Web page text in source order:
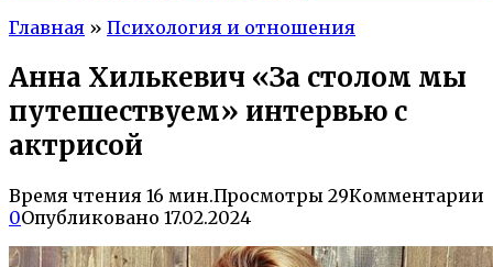
Главная » Психология и отношения
Анна Хилькевич «За столом мы
путешествуем» интервью с
актрисой
Время чтения 16 мин.Просмотры 29Комментарии
0Опубликовано 17.02.2024